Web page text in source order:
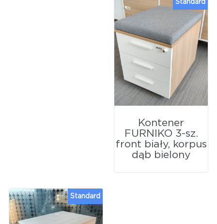
Standard
Kontener
FURNIKO 3-sz.
front biały, korpus
dąb bielony
Standard